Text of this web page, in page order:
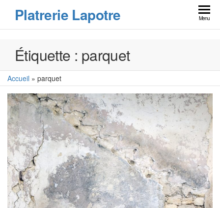
Platrerie Lapotre Menu
Étiquette : parquet
Accueil » parquet